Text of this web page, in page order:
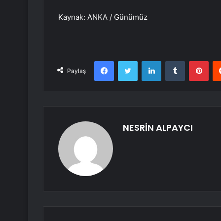
Kaynak: ANKA / Günümüz
Paylaş
FacebookTwitter LinkedInTumblr
NESRİN ALPAYCI